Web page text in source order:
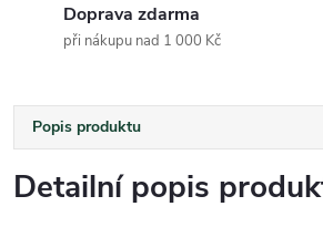
Doprava zdarma
při nákupu nad 1 000 Kč
Popis produktu
Detailní popis